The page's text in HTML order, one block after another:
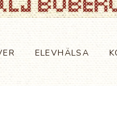
ELEVHÄLSA